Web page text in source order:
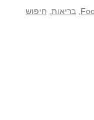
בריאות חיפוש